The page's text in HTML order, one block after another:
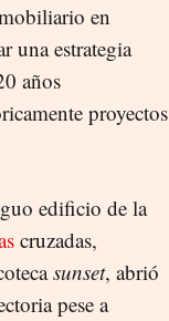
en
una estrategia
años
proyectos
edificio de la
cruzadas,
sunset, abrió
pese a